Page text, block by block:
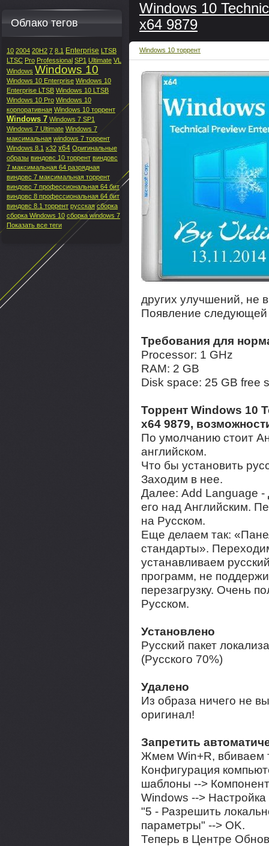
Windows 10
x64 9879
Windows 10 торрент
других улучшений, не
Появление следующей
Требования для
Processor: 1 GHz
RAM: 2 GB
Disk space: 25 GB free
Торрент Windows 10
x64 9879,
По умолчанию стоит
английском.
Что бы установить
Заходим в нее.
Далее: Add Language
его над Английским.
на Русском.
Еще делаем так:
стандарты».
устанавливаем
программ, не
перезагрузку. Очень
Русском.
Установлено
Русский пакет
(Русского 70%)
Удалено
Из образа ничего не
оригинал!
Запретить
Жмем Win+R, вбиваем
Конфигурация
шаблоны -->
Windows -->
"5 - Разрешить
параметры" --> OK.
Теперь в Центре
Облако тегов
10 2004 20H2 7 8.1 Enterprise LTSB
LTSC Pro Professional SP1 Ultimate VL
Windows Windows 10
Windows 10 Enterprise Windows 10
Enterprise LTSB Windows 10 LTSB
Windows 10 Pro Windows 10
корпоративная Windows 10 торрент
Windows 7 Windows 7 SP1
Windows 7 Ultimate Windows 7
максимальная windows 7 торрент
Windows 8.1 x32 x64 Оригинальные
образы виндовс 10 торрент виндовс
7 максимальная 64 разрядная
виндовс 7 максимальная торрент
виндовс 7 профессиональная 64 бит
виндовс 8 профессиональная 64 бит
виндовс 8.1 торрент русская сборка
сборка Windows 10 сборка windows 7
Показать все теги